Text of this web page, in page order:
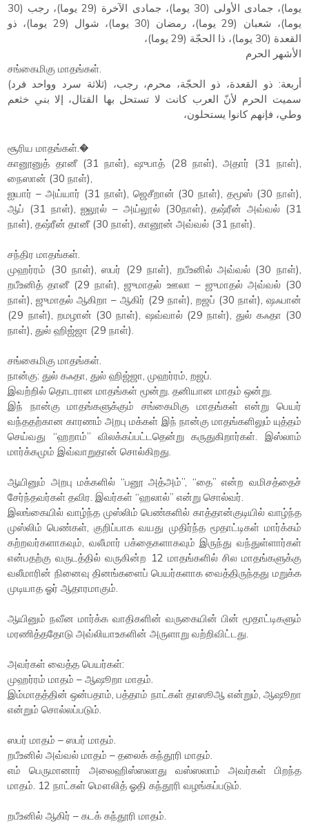
يوما)، جمادى الأولى (30 يوما)، جمادى الآخرة (29 يوما)، رجب (30
يوما)، شعبان (29 يوما)، رمضان (30 يوما)، شوال (29 يوما)، ذو
القعدة (30 يوما)، ذا الحجّة (29 يوما)،
الأشهر الحرم
சங்கைமிகு மாதங்கள்.
أربعة: ذو القعدة، ذو الحجّة، محرم، رجب، (ثلاثة سرد وواحد فرد)
سميت الحرم لأنّ العرب كانت لا تستحل بها القتال، إلا بني خثعم
وطي، فإنهم كانوا يستحلون،
சூரிய மாதங்கள்.�
கானூனுத் தானீ (31 நாள்), ஷுபாத் (28 நாள்), அதார் (31 நாள்),
நைஸான் (30 நாள்),
ஐயார் – அய்யார் (31 நாள்), ஜெசீறான் (30 நாள்), தமூஸ் (30 நாள்),
ஆப் (31 நாள்), ஐலூல் – அய்லூல் (30நாள்), தஷ்ரீன் அவ்வல் (31
நாள்), தஷ்ரீன் தானீ (30 நாள்), கானூன் அவ்வல் (31 நாள்).
சந்திர மாதங்கள்.
முஹர்ரம் (30 நாள்), ஸபர் (29 நாள்), றபீஉனில் அவ்வல் (30 நாள்),
றபீஉனித் தானீ (29 நாள்), ஜுமாதல் ஊலா – ஜுமாதல் அவ்வல் (30
நாள்), ஜுமாதல் ஆகிறா – ஆகிர் (29 நாள்), றஜப் (30 நாள்), ஷஃபான்
(29 நாள்), றமழான் (30 நாள்), ஷவ்வால் (29 நாள்), துல் கஃதா (30
நாள்), துல் ஹிஜ்ஜா (29 நாள்).
சங்கைமிகு மாதங்கள்.
நான்கு: துல் கஃதா, துல் ஹிஜ்ஜா, முஹர்ரம், றஜப்.
இவற்றில் தொடரான மாதங்கள் மூன்று. தனியான மாதம் ஒன்று.
இந் நான்கு மாதங்களுக்கும் சங்கைமிகு மாதங்கள் என்று பெயர்
வந்ததற்கான காரணம் அறபு மக்கள் இந் நான்கு மாதங்களிலும் யுத்தம்
செய்வது “ஹறாம்” விலக்கப்பட்டதென்று கருதுகிறார்கள். இஸ்லாம்
மார்க்கமும் இவ்வாறுதான் சொல்கிறது.
ஆயினும் அறபு மக்களில் “பனூ அத்அம்”, “தை” என்ற வமிசத்தைச்
சேர்ந்தவர்கள் தவிர. இவர்கள் “ஹலால்” என்று சொல்வர்.
இலங்கையில் வாழ்ந்த முஸ்லிம் பெண்களில் காத்தான்குடியில் வாழ்ந்த
முஸ்லிம் பெண்கள், குறிப்பாக வயது முதிர்ந்த மூதாட்டிகள் மார்க்கம்
கற்றவர்களாகவும், வலீமார் பக்தைகளாகவும் இருந்து வந்துள்ளார்கள்
என்பதற்கு வருடத்தில் வருகின்ற 12 மாதங்களில் சில மாதங்களுக்கு
வலீமாரின் நினைவு தினங்களைப் பெயர்களாக வைத்திருந்தது மறுக்க
முடியாத ஓர் ஆதாரமாகும்.
ஆயினும் நவீன மார்க்க வாதிகளின் வருகையின் பின் மூதாட்டிகளும்
மரணித்ததோடு அவ்லியாஉகளின் அருளாறு வற்றிவிட்டது.
அவர்கள் வைத்த பெயர்கள்:
முஹர்ரம் மாதம் – ஆஷூறா மாதம்.
இம்மாதத்தின் ஒன்பதாம், பத்தாம் நாட்கள் தாஸூஆ என்றும், ஆஷூறா
என்றும் சொல்லப்படும்.
ஸபர் மாதம் – ஸபர் மாதம்.
றபீஉனில் அவ்வல் மாதம் – தலைக் கந்தூரி மாதம்.
எம் பெருமானார் அலைஹிஸ்ஸலாது வஸ்ஸலாம் அவர்கள் பிறந்த
மாதம். 12 நாட்கள் மௌலித் ஓதி கந்தூரி வழங்கப்படும்.
றபீஉனில் ஆகிர் – கடக் கந்தூரி மாதம்.